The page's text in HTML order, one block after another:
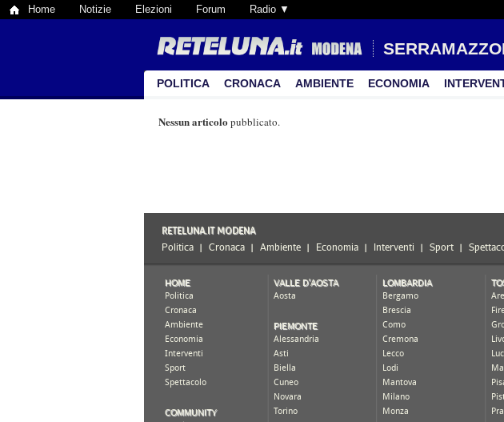
Home Notizie Elezioni Forum Radio ▼
POLITICA CRONACA AMBIENTE ECONOMIA
Nessun articolo pubblicato.